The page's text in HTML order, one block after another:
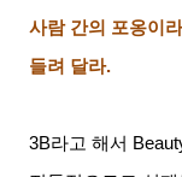
사람 간의 포옹이
들려 달라.
3B라고 해서